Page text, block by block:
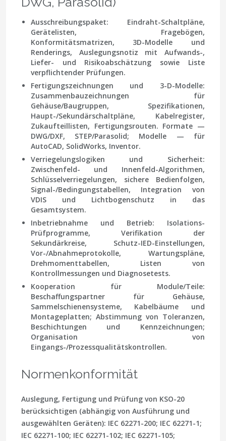
Ausschreibungspaket: Eindraht-Schaltpläne,
Gerätelisten, Fragebögen,
Konformitätsmatrizen, 3D-Modelle und
Renderings, Auslegungsnotiz mit Aufwands-,
Liefer- und Risikoabschätzung sowie Liste
verpflichtender Prüfungen.
Fertigungszeichnungen und 3-D-Modelle:
Zusammenbauzeichnungen für
Gehäuse/Baugruppen, Spezifikationen,
Haupt-/Sekundärschaltpläne, Kabelregister,
Zukaufteillisten, Fertigungsrouten. Formate —
DWG/DXF, STEP/Parasolid; Modelle — für
AutoCAD, SolidWorks, Inventor.
Verriegelungslogiken und Sicherheit:
Zwischenfeld- und Innenfeld-Algorithmen,
Schlüsselverriegelungen, sichere Bedienfolgen,
Signal-/Bedingungstabellen, Integration von
VDIS und Lichtbogenschutz in das
Gesamtsystem.
Inbetriebnahme und Betrieb: Isolations-
Prüfprogramme, Verifikation der
Sekundärkreise, Schutz-IED-Einstellungen,
Vor-/Abnahmeprotokolle, Wartungspläne,
Drehmomenttabellen, Listen von
Kontrollmessungen und Diagnosetests.
Kooperation für Module/Teile:
Beschaffungspartner für Gehäuse,
Sammelschienensysteme, Kabelbäume und
Montageplatten; Abstimmung von Toleranzen,
Beschichtungen und Kennzeichnungen;
Organisation von
Eingangs-/Prozessqualitätskontrollen.
Normenkonformität
Auslegung, Fertigung und Prüfung von KSO-20
berücksichtigen (abhängig von Ausführung und
ausgewählten Geräten): IEC 62271-200; IEC 62271-1;
IEC 62271-100; IEC 62271-102; IEC 62271-105;